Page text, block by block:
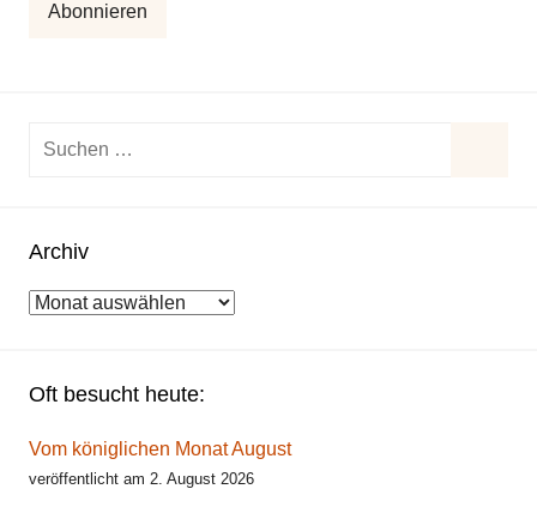
Abonnieren
Suchen
Archiv
Archiv
Oft besucht heute:
Vom königlichen Monat August
veröffentlicht am 2. August 2026